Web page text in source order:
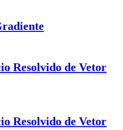
Resolvido de Vetor
Resolvido de Vetor